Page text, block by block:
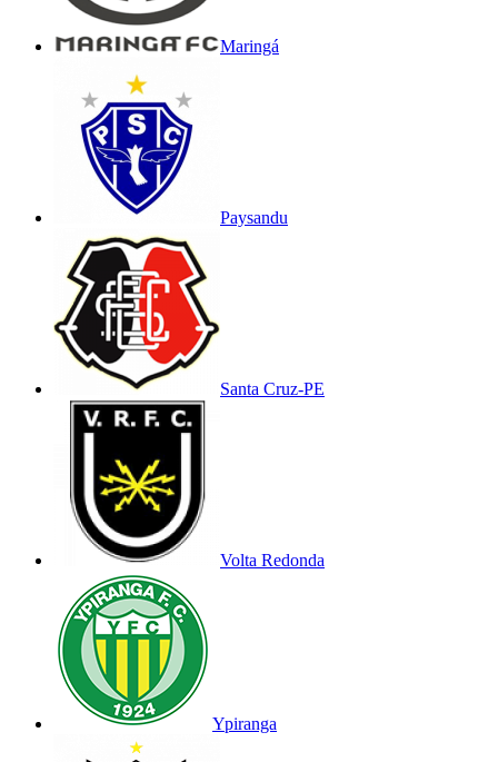
Maringá
Paysandu
Santa Cruz-PE
Volta Redonda
Ypiranga